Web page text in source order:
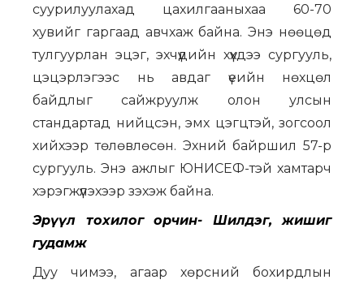
суурилуулахад цахилгааныхаа 60-70
хувийг гаргаад авчхаж байна. Энэ нөөцөд
тулгуурлан эцэг, эхчүүдийн хүүхдээ сургууль,
цэцэрлэгээс нь авдаг үеийн нөхцөл
байдлыг сайжруулж олон улсын
стандартад нийцсэн, эмх цэгцтэй, зогсоол
хийхээр төлөвлөсөн. Эхний байршил 57-р
сургууль. Энэ ажлыг ЮНИСЕФ-тэй хамтарч
хэрэгжүүлэхээр зэхэж байна.
Эрүүл тохилог орчин- Шилдэг, жишиг
гудамж
Дуу чимээ, агаар хөрсний бохирдлын